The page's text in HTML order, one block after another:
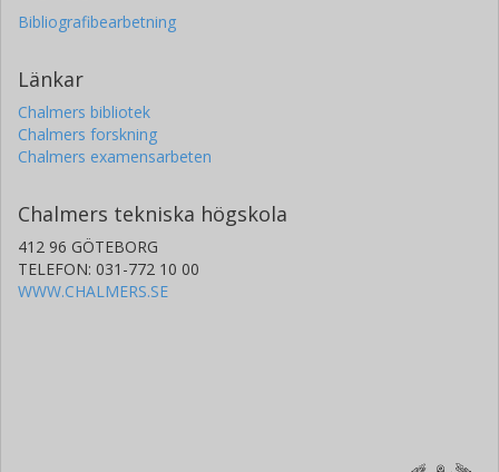
Bibliografibearbetning
Länkar
Chalmers bibliotek
Chalmers forskning
Chalmers examensarbeten
Chalmers tekniska högskola
412 96 GÖTEBORG
TELEFON: 031-772 10 00
WWW.CHALMERS.SE